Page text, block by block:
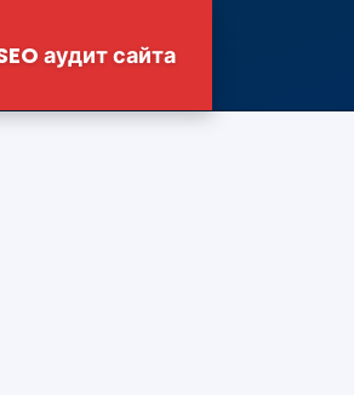
аудит сайта